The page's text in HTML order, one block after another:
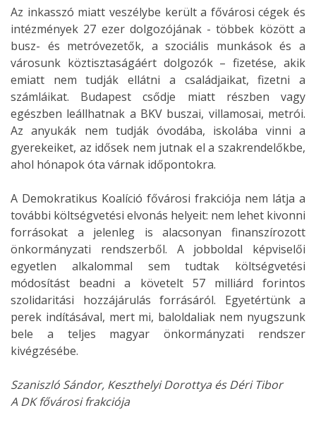
Az inkasszó miatt veszélybe került a fővárosi cégek és
intézmények 27 ezer dolgozójának - többek között a
busz- és metróvezetők, a szociális munkások és a
városunk köztisztaságáért dolgozók – fizetése, akik
emiatt nem tudják ellátni a családjaikat, fizetni a
számláikat. Budapest csődje miatt részben vagy
egészben leállhatnak a BKV buszai, villamosai, metrói.
Az anyukák nem tudják óvodába, iskolába vinni a
gyerekeiket, az idősek nem jutnak el a szakrendelőkbe,
ahol hónapok óta várnak időpontokra.
A Demokratikus Koalíció fővárosi frakciója nem látja a
további költségvetési elvonás helyeit: nem lehet kivonni
forrásokat a jelenleg is alacsonyan finanszírozott
önkormányzati rendszerből. A jobboldal képviselői
egyetlen alkalommal sem tudtak költségvetési
módosítást beadni a követelt 57 milliárd forintos
szolidaritási hozzájárulás forrásáról. Egyetértünk a
perek indításával, mert mi, baloldaliak nem nyugszunk
bele a teljes magyar önkormányzati rendszer
kivégzésébe.
Szaniszló Sándor, Keszthelyi Dorottya és Déri Tibor
A DK fővárosi frakciója